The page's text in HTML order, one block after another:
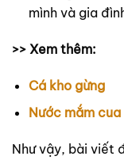
mình và gia
>> Xem thêm:
Cá kho gừng
Nước mắm
Như vậy, bài viết